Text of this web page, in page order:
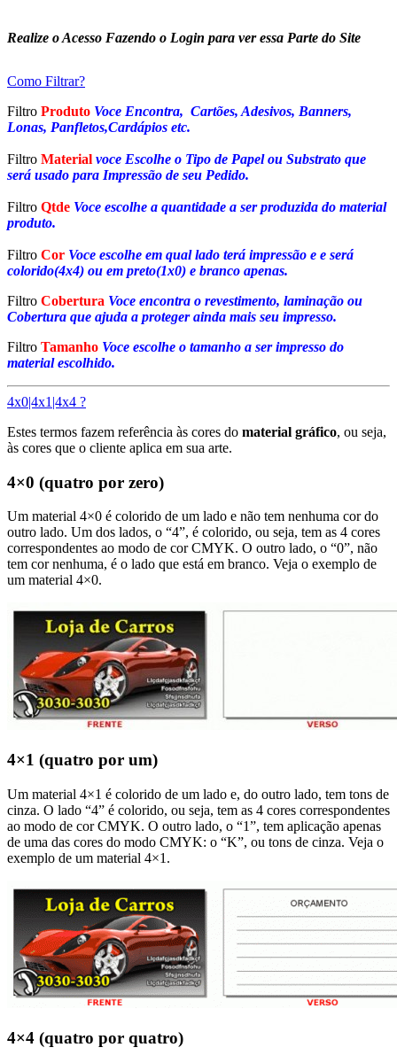
Realize o Acesso Fazendo o Login para ver essa Parte do Site
Como Filtrar?
Filtro Produto Voce Encontra, Cartões, Adesivos, Banners,
Lonas, Panfletos,Cardápios etc.
Filtro Material voce Escolhe o Tipo de Papel ou Substrato que
será usado para Impressão de seu Pedido.
Filtro Qtde Voce escolhe a quantidade a ser produzida do material
produto.
Filtro Cor Voce escolhe em qual lado terá impressão e e será
colorido(4x4) ou em preto(1x0) e branco apenas.
Filtro Cobertura Voce encontra o revestimento, laminação ou
Cobertura que ajuda a proteger ainda mais seu impresso.
Filtro Tamanho Voce escolhe o tamanho a ser impresso do
material escolhido.
4x0|4x1|4x4 ?
Estes termos fazem referência às cores do material gráfico, ou seja,
às cores que o cliente aplica em sua arte.
4×0 (quatro por zero)
Um material 4×0 é colorido de um lado e não tem nenhuma cor do
outro lado. Um dos lados, o “4”, é colorido, ou seja, tem as 4 cores
correspondentes ao modo de cor CMYK. O outro lado, o “0”, não
tem cor nenhuma, é o lado que está em branco. Veja o exemplo de
um material 4×0.
4×1 (quatro por um)
Um material 4×1 é colorido de um lado e, do outro lado, tem tons de
cinza. O lado “4” é colorido, ou seja, tem as 4 cores correspondentes
ao modo de cor CMYK. O outro lado, o “1”, tem aplicação apenas
de uma das cores do modo CMYK: o “K”, ou tons de cinza. Veja o
exemplo de um material 4×1.
4×4 (quatro por quatro)